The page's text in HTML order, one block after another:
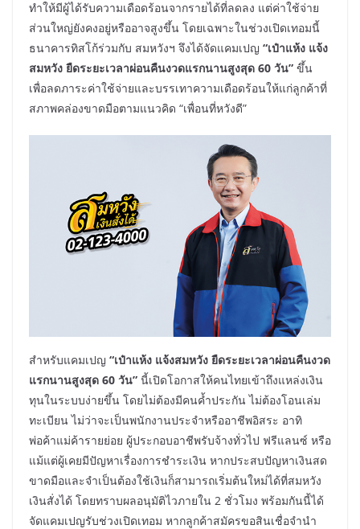
ทำให้มีผู้ได้รับความเดือดร้อนจากรายได้ที่ลดลง แต่ค่าใช้จ่าย
ส่วนใหญ่ยังคงอยู่หรืออาจสูงขึ้น โดยเฉพาะในช่วงเปิดเทอมนี้
ธนาคารทิสโก้ร่วมกับ สมหวังฯ จึงได้จัดแคมเปญ “เป๋าแห้ง แจ้ง
สมหวัง ยืดระยะเวลาผ่อนคืนงวดแรกนานสูงสุด 60 วัน” ขึ้น
เพื่อลดภาระค่าใช้จ่ายและบรรเทาความเดือดร้อนให้แก่ลูกค้าที่
สภาพคล่องขาดมือตามแนวคิด “เพื่อนที่หวังดี”
สำหรับแคมเปญ “เป๋าแห้ง แจ้งสมหวัง ยืดระยะเวลาผ่อนคืนงวด
แรกนานสูงสุด 60 วัน” นี้เปิดโอกาสให้คนไทยเข้าถึงแหล่งเงิน
ทุนในระบบง่ายขึ้น โดยไม่ต้องมีคนค้ำประกัน ไม่ต้องโอนเล่ม
ทะเบียน ไม่ว่าจะเป็นพนักงานประจำหรืออาชีพอิสระ อาทิ
พ่อค้าแม่ค้ารายย่อย ผู้ประกอบอาชีพรับจ้างทั่วไป ฟรีแลนซ์ หรือ
แม้แต่ผู้เคยมีปัญหาเรื่องการชำระเงิน หากประสบปัญหาเงินสด
ขาดมือและจำเป็นต้องใช้เงินก็สามารถเริ่มต้นใหม่ได้ที่สมหวัง
เงินสั่งได้ โดยทราบผลอนุมัติไวภายใน 2 ชั่วโมง พร้อมกันนี้ได้
จัดแคมเปญรับช่วงเปิดเทอม หากลูกค้าสมัครขอสินเชื่อจำนำ